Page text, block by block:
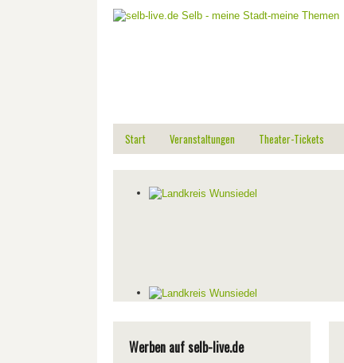
Start Veranstaltungen Theater-Tickets
Werben auf selb-live.de